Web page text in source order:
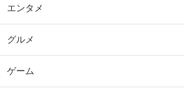
エンタメ
グルメ
ゲーム